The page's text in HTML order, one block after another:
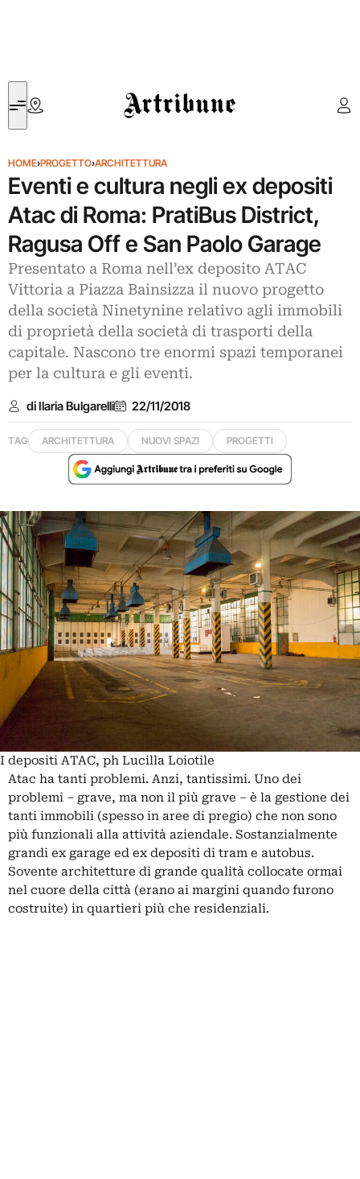
Artribune
HOME›PROGETTO›ARCHITETTURA
Eventi e cultura negli ex depositi
Atac di Roma: PratiBus District,
Ragusa Off e San Paolo Garage
Presentato a Roma nell’ex deposito ATAC
Vittoria a Piazza Bainsizza il nuovo progetto
della società Ninetynine relativo agli immobili
di proprietà della società di trasporti della
capitale. Nascono tre enormi spazi temporanei
per la cultura e gli eventi.
di Ilaria Bulgarelli 22/11/2018
TAG ARCHITETTURA NUOVI SPAZI PROGETTI
I depositi ATAC, ph Lucilla Loiotile
Atac ha tanti problemi. Anzi, tantissimi. Uno dei
problemi – grave, ma non il più grave – è la gestione dei
tanti immobili (spesso in aree di pregio) che non sono
più funzionali alla attività aziendale. Sostanzialmente
grandi ex garage ed ex depositi di tram e autobus.
Sovente architetture di grande qualità collocate ormai
nel cuore della città (erano ai margini quando furono
costruite) in quartieri più che residenziali.